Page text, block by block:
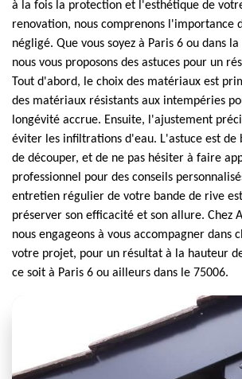
à la fois la protection et l'esthétique de
renovation, nous comprenons l'importance
négligé. Que vous soyez à Paris 6 ou dans
nous vous proposons des astuces pour un
Tout d'abord, le choix des matériaux est
des matériaux résistants aux intempéries
longévité accrue. Ensuite, l'ajustement
éviter les infiltrations d'eau. L'astuce est de
de découper, et de ne pas hésiter à faire
professionnel pour des conseils
entretien régulier de votre bande de rive
préserver son efficacité et son allure. Chez
nous engageons à vous accompagner dans
votre projet, pour un résultat à la hauteur
ce soit à Paris 6 ou ailleurs dans le 75006.